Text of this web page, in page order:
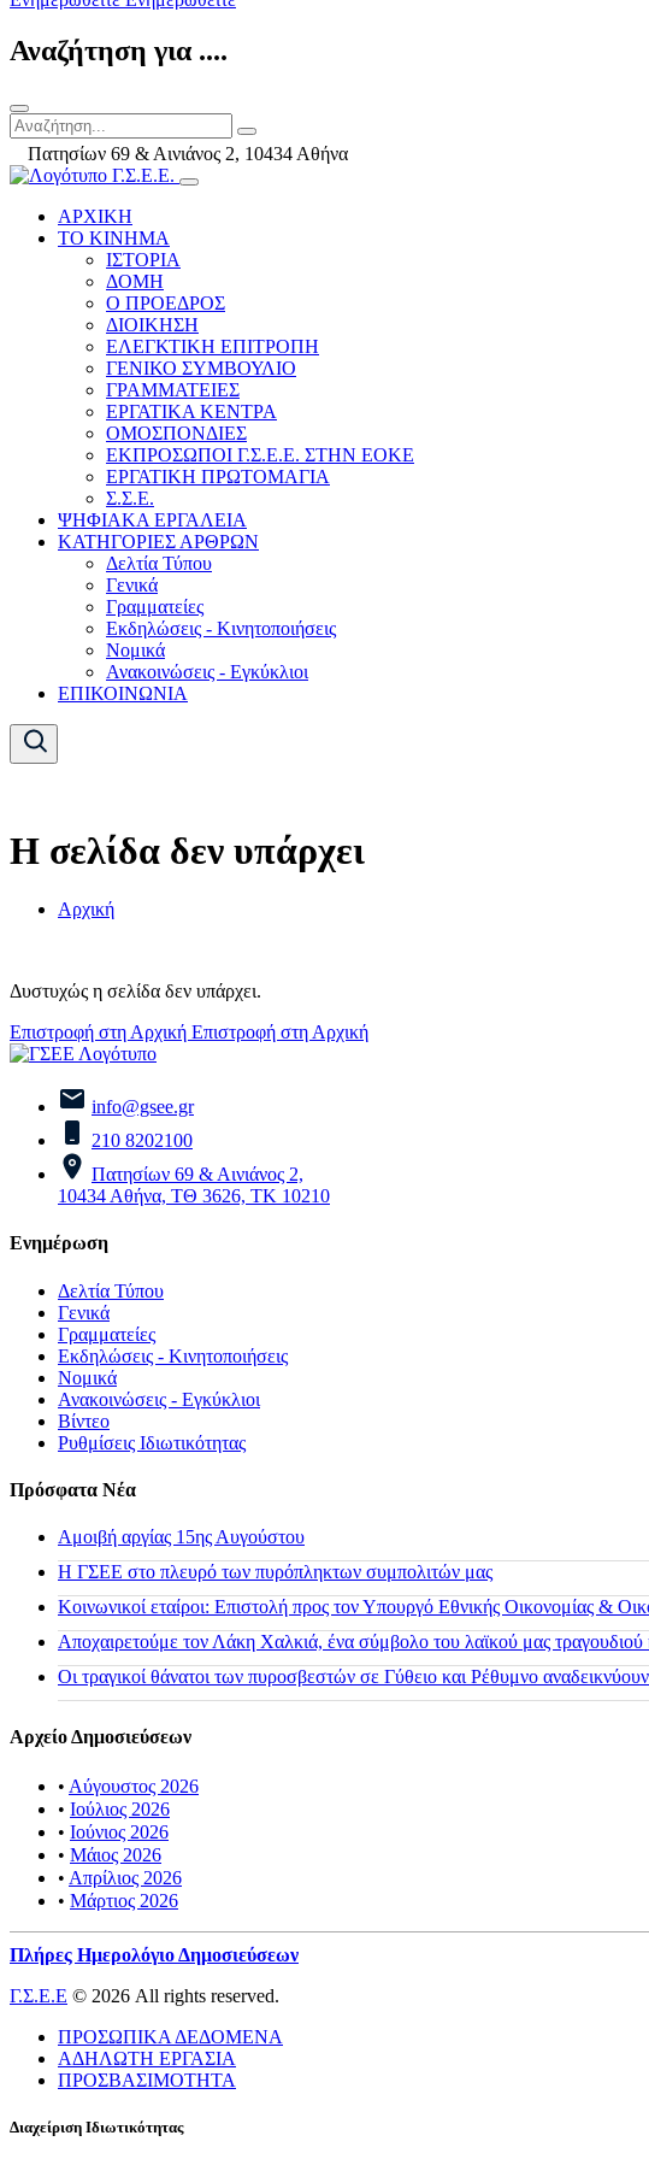
Αναζήτηση για ....
Πατησίων 69 & Αινιάνος 2, 10434 Αθήνα
ΑΡΧΙΚΗ
ΤΟ ΚΙΝΗΜΑ
ΙΣΤΟΡΙΑ
ΔΟΜΗ
Ο ΠΡΟΕΔΡΟΣ
ΔΙΟΙΚΗΣΗ
ΕΛΕΓΚΤΙΚΗ ΕΠΙΤΡΟΠΗ
ΓΕΝΙΚΟ ΣΥΜΒΟΥΛΙΟ
ΓΡΑΜΜΑΤΕΙΕΣ
ΕΡΓΑΤΙΚΑ ΚΕΝΤΡΑ
ΟΜΟΣΠΟΝΔΙΕΣ
ΕΚΠΡΟΣΩΠΟΙ Γ.Σ.Ε.Ε. ΣΤΗΝ ΕΟΚΕ
ΕΡΓΑΤΙΚΗ ΠΡΩΤΟΜΑΓΙΑ
Σ.Σ.Ε.
ΨΗΦΙΑΚΑ ΕΡΓΑΛΕΙΑ
ΚΑΤΗΓΟΡΙΕΣ ΑΡΘΡΩΝ
Δελτία Τύπου
Γενικά
Γραμματείες
Εκδηλώσεις - Κινητοποιήσεις
Νομικά
Ανακοινώσεις - Εγκύκλιοι
ΕΠΙΚΟΙΝΩΝΙΑ
Η σελίδα δεν υπάρχει
Αρχική
Δυστυχώς η σελίδα δεν υπάρχει.
Επιστροφή στη Αρχική Επιστροφή στη Αρχική
info@gsee.gr
210 8202100
Πατησίων 69 & Αινιάνος 2,
10434 Αθήνα, ΤΘ 3626, ΤΚ 10210
Ενημέρωση
Δελτία Τύπου
Γενικά
Γραμματείες
Εκδηλώσεις - Κινητοποιήσεις
Νομικά
Ανακοινώσεις - Εγκύκλιοι
Βίντεο
Ρυθμίσεις Ιδιωτικότητας
Πρόσφατα Νέα
Αμοιβή αργίας 15ης Αυγούστου
H ΓΣΕΕ στο πλευρό των πυρόπληκτων συμπολιτών μας
Κοινωνικοί εταίροι: Επιστολή προς τον Υπουργό Εθνικής Οικονομίας &
Αποχαιρετούμε τον Λάκη Χαλκιά, ένα σύμβολο του λαϊκού μας τραγουδιού
Οι τραγικοί θάνατοι των πυροσβεστών σε Γύθειο και Ρέθυμνο
Αρχείο Δημοσιεύσεων
• Αύγουστος 2026
• Ιούλιος 2026
• Ιούνιος 2026
• Μάιος 2026
• Απρίλιος 2026
• Μάρτιος 2026
Πλήρες Ημερολόγιο Δημοσιεύσεων
Γ.Σ.Ε.Ε © 2026 All rights reserved.
ΠΡΟΣΩΠΙΚΑ ΔΕΔΟΜΕΝΑ
ΑΔΗΛΩΤΗ ΕΡΓΑΣΙΑ
ΠΡΟΣΒΑΣΙΜΟΤΗΤΑ
Διαχείριση Ιδιωτικότητας